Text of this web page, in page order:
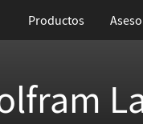
Productos